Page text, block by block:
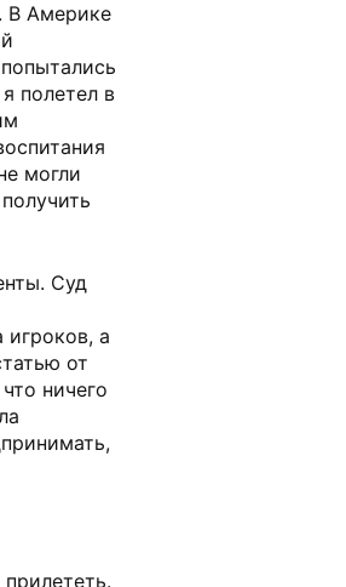
В Америке
полетел в
могли
Суд
игроков, а
от
ничего